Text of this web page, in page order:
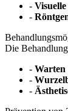
-
-
Die
- Warten
-
-